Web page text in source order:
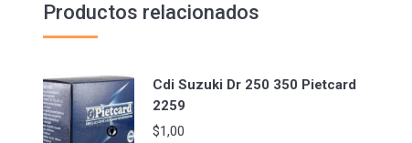
Productos relacionados
Cdi Suzuki Dr 250 350 Pietcard
2259
$1,00